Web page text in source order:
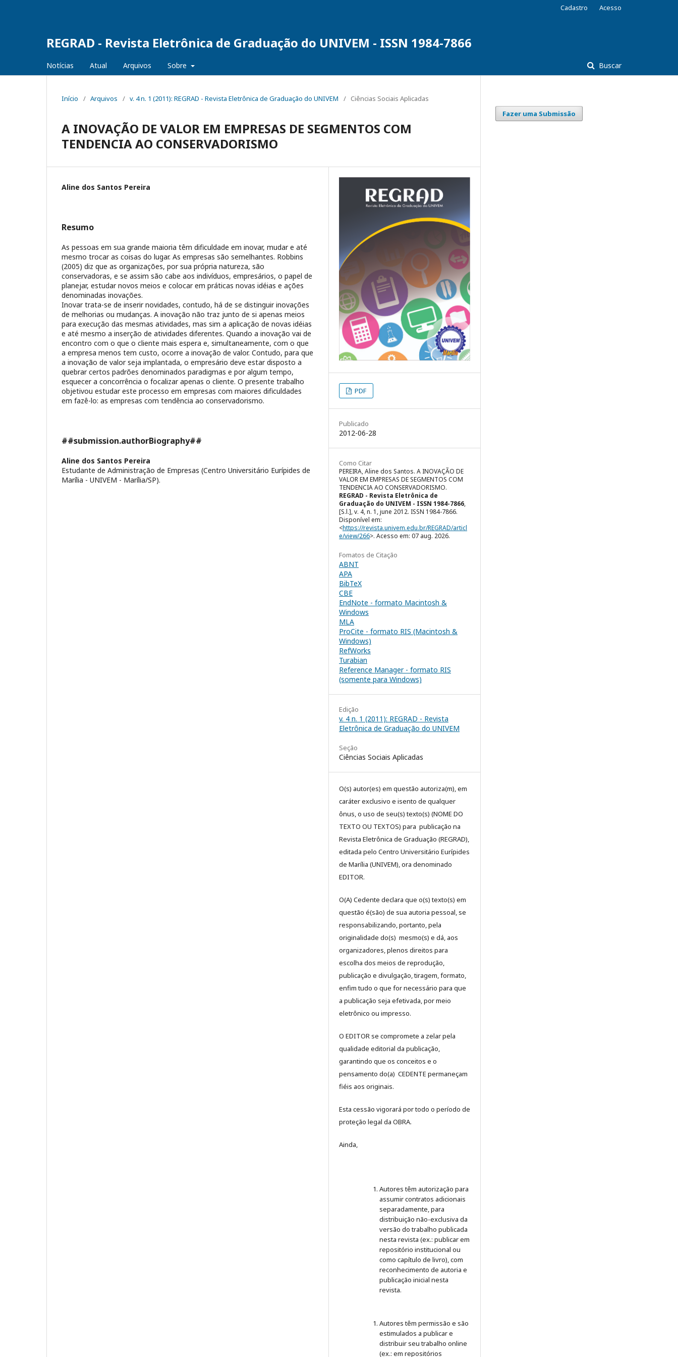
REGRAD - Revista Eletrônica de Graduação do UNIVEM - ISSN 1984-7866
Notícias Atual Arquivos Sobre Buscar
Cadastro Acesso
Início / Arquivos / v. 4 n. 1 (2011): REGRAD - Revista Eletrônica de Graduação do UNIVEM / Ciências Sociais Aplicadas
A INOVAÇÃO DE VALOR EM EMPRESAS DE SEGMENTOS COM
TENDENCIA AO CONSERVADORISMO
Aline dos Santos Pereira
Resumo
As pessoas em sua grande maioria têm dificuldade em inovar, mudar e até
mesmo trocar as coisas do lugar. As empresas são semelhantes. Robbins
(2005) diz que as organizações, por sua própria natureza, são
conservadoras, e se assim são cabe aos indivíduos, empresários, o papel de
planejar, estudar novos meios e colocar em práticas novas idéias e ações
denominadas inovações.
Inovar trata-se de inserir novidades, contudo, há de se distinguir inovações
de melhorias ou mudanças. A inovação não traz junto de si apenas meios
para execução das mesmas atividades, mas sim a aplicação de novas idéias
e até mesmo a inserção de atividades diferentes. Quando a inovação vai de
encontro com o que o cliente mais espera e, simultaneamente, com o que
a empresa menos tem custo, ocorre a inovação de valor. Contudo, para que
a inovação de valor seja implantada, o empresário deve estar disposto a
quebrar certos padrões denominados paradigmas e por algum tempo,
esquecer a concorrência o focalizar apenas o cliente. O presente trabalho
objetivou estudar este processo em empresas com maiores dificuldades
em fazê-lo: as empresas com tendência ao conservadorismo.
##submission.authorBiography##
Aline dos Santos Pereira
Estudante de Administração de Empresas (Centro Universitário Eurípides de
Marília - UNIVEM - Marília/SP).
PDF
Publicado
2012-06-28
Como Citar
PEREIRA, Aline dos Santos. A INOVAÇÃO DE
VALOR EM EMPRESAS DE SEGMENTOS COM
TENDENCIA AO CONSERVADORISMO.
REGRAD - Revista Eletrônica de
Graduação do UNIVEM - ISSN 1984-7866,
[S.l.], v. 4, n. 1, june 2012. ISSN 1984-7866.
Disponível em:
<https://revista.univem.edu.br/REGRAD/articl
e/view/266>. Acesso em: 07 aug. 2026.
Fomatos de Citação
ABNT
APA
BibTeX
CBE
EndNote - formato Macintosh &
Windows
MLA
ProCite - formato RIS (Macintosh &
Windows)
RefWorks
Turabian
Reference Manager - formato RIS
(somente para Windows)
Edição
v. 4 n. 1 (2011): REGRAD - Revista
Eletrônica de Graduação do UNIVEM
Seção
Ciências Sociais Aplicadas
O(s) autor(es) em questão autoriza(m), em
caráter exclusivo e isento de qualquer
ônus, o uso de seu(s) texto(s) (NOME DO
TEXTO OU TEXTOS) para publicação na
Revista Eletrônica de Graduação (REGRAD),
editada pelo Centro Universitário Eurípides
de Marília (UNIVEM), ora denominado
EDITOR.
O(A) Cedente declara que o(s) texto(s) em
questão é(são) de sua autoria pessoal, se
responsabilizando, portanto, pela
originalidade do(s) mesmo(s) e dá, aos
organizadores, plenos direitos para
escolha dos meios de reprodução,
publicação e divulgação, tiragem, formato,
enfim tudo o que for necessário para que
a publicação seja efetivada, por meio
eletrônico ou impresso.
O EDITOR se compromete a zelar pela
qualidade editorial da publicação,
garantindo que os conceitos e o
pensamento do(a) CEDENTE permaneçam
fiéis aos originais.
Esta cessão vigorará por todo o período de
proteção legal da OBRA.
Ainda,
Autores têm autorização para
assumir contratos adicionais
separadamente, para
distribuição não-exclusiva da
versão do trabalho publicada
nesta revista (ex.: publicar em
repositório institucional ou
como capítulo de livro), com
reconhecimento de autoria e
publicação inicial nesta
revista.
Autores têm permissão e são
estimulados a publicar e
distribuir seu trabalho online
(ex.: em repositórios
Fazer uma Submissão